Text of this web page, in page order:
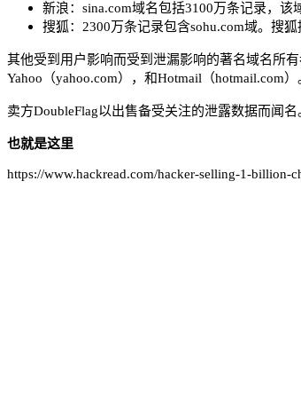
新浪：sina.com域名包括3100万条记录，该
搜狐：2300万条记录包含sohu.com域。搜
其他受到用户影响而受到泄漏影响的著名域名所有
Yahoo（yahoo.com），和Hotmail（hotmail.com）
卖方DoubleFlag以出售备受关注的泄露数据而闻名
也就是这里
https://www.hackread.com/hacker-selling-1-billion-